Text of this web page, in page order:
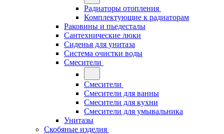
Радиаторы отопления
Комплектующие к радиаторам
Раковины и пьедесталы
Сантехнические люки
Сиденья для унитаза
Система очистки воды
Смесители
Смесители
Смесители для ванны
Смесители для кухни
Смесители для умывальника
Унитазы
Скобяные изделия